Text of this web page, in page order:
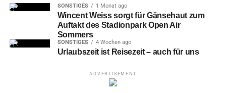
SONSTIGES 1 Monat ago
Wincent Weiss sorgt für Gänsehaut zum
Auftakt des Stadionpark Open Air
Sommers
SONSTIGES 4 Wochen ago
Urlaubszeit ist Reisezeit – auch für uns
ADVERTISEMENT